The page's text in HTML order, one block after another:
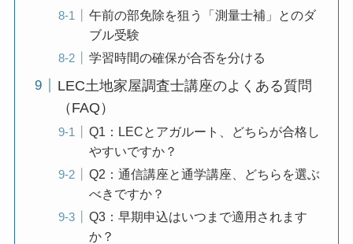
午前の部免除を狙う「測量士補」とのダ
ブル受験
学習時間の確保が合否を分ける
LEC土地家屋調査士講座のよくある質問
（FAQ）
Q1：LECとアガルート、どちらが合格し
やすいですか？
Q2：通信講座と通学講座、どちらを選ぶ
べきですか？
Q3：早期申込はいつまで適用されます
か？